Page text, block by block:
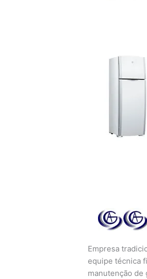
Empresa
equipe técnica
manutenção de